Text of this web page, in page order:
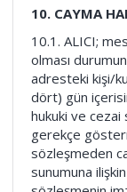
10. CAYMA
10.1. ALICI;
olması
adresteki kişi/
dört) gün
hukuki ve
gerekçe
sözleşmeden
sunumuna